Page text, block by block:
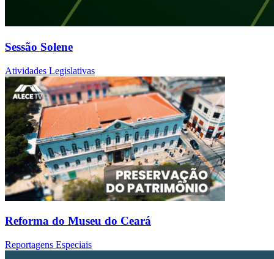
Sessão Solene
Atividades Legislativas
Reforma do Museu do Ceará
Reportagens Especiais